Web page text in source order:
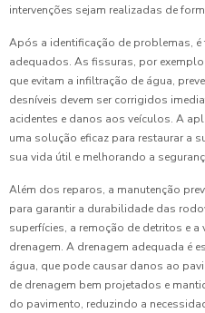
intervenções sejam realizadas de
Após a identificação de problemas,
adequados. As fissuras, por
que evitam a infiltração de água,
desníveis devem ser corrigidos
acidentes e danos aos veículos. A
uma solução eficaz para restaurar a
sua vida útil e melhorando a
Além dos reparos, a manutenção
para garantir a durabilidade das
superfícies, a remoção de detritos e
drenagem. A drenagem adequada é
água, que pode causar danos ao
de drenagem bem projetados e
do pavimento, reduzindo a